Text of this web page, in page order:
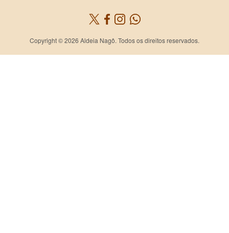
Copyright © 2026 Aldeia Nagô. Todos os direitos reservados.